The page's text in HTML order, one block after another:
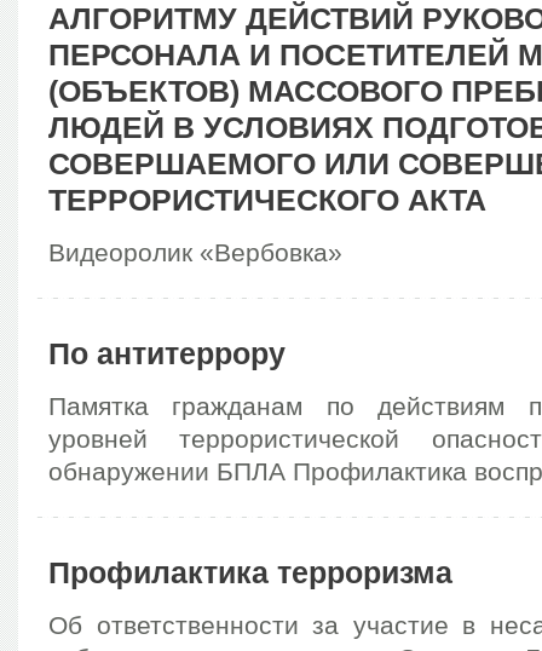
АЛГОРИТМУ ДЕЙСТВИЙ
ПЕРСОНАЛА И ПОСЕТИТЕЛЕЙ
(ОБЪЕКТОВ) МАССОВОГО
ЛЮДЕЙ В УСЛОВИЯХ
СОВЕРШАЕМОГО ИЛИ
ТЕРРОРИСТИЧЕСКОГО АКТА
Видеоролик «Вербовка»
По антитеррору
Памятка гражданам по действиям
уровней террористической
обнаружении БПЛА Профилактика
Профилактика терроризма
Об ответственности за участие в